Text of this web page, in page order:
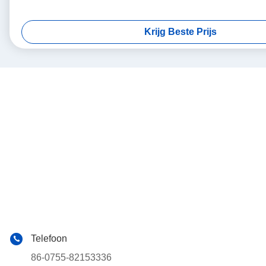
Krijg Beste Prijs
Telefoon
86-0755-82153336